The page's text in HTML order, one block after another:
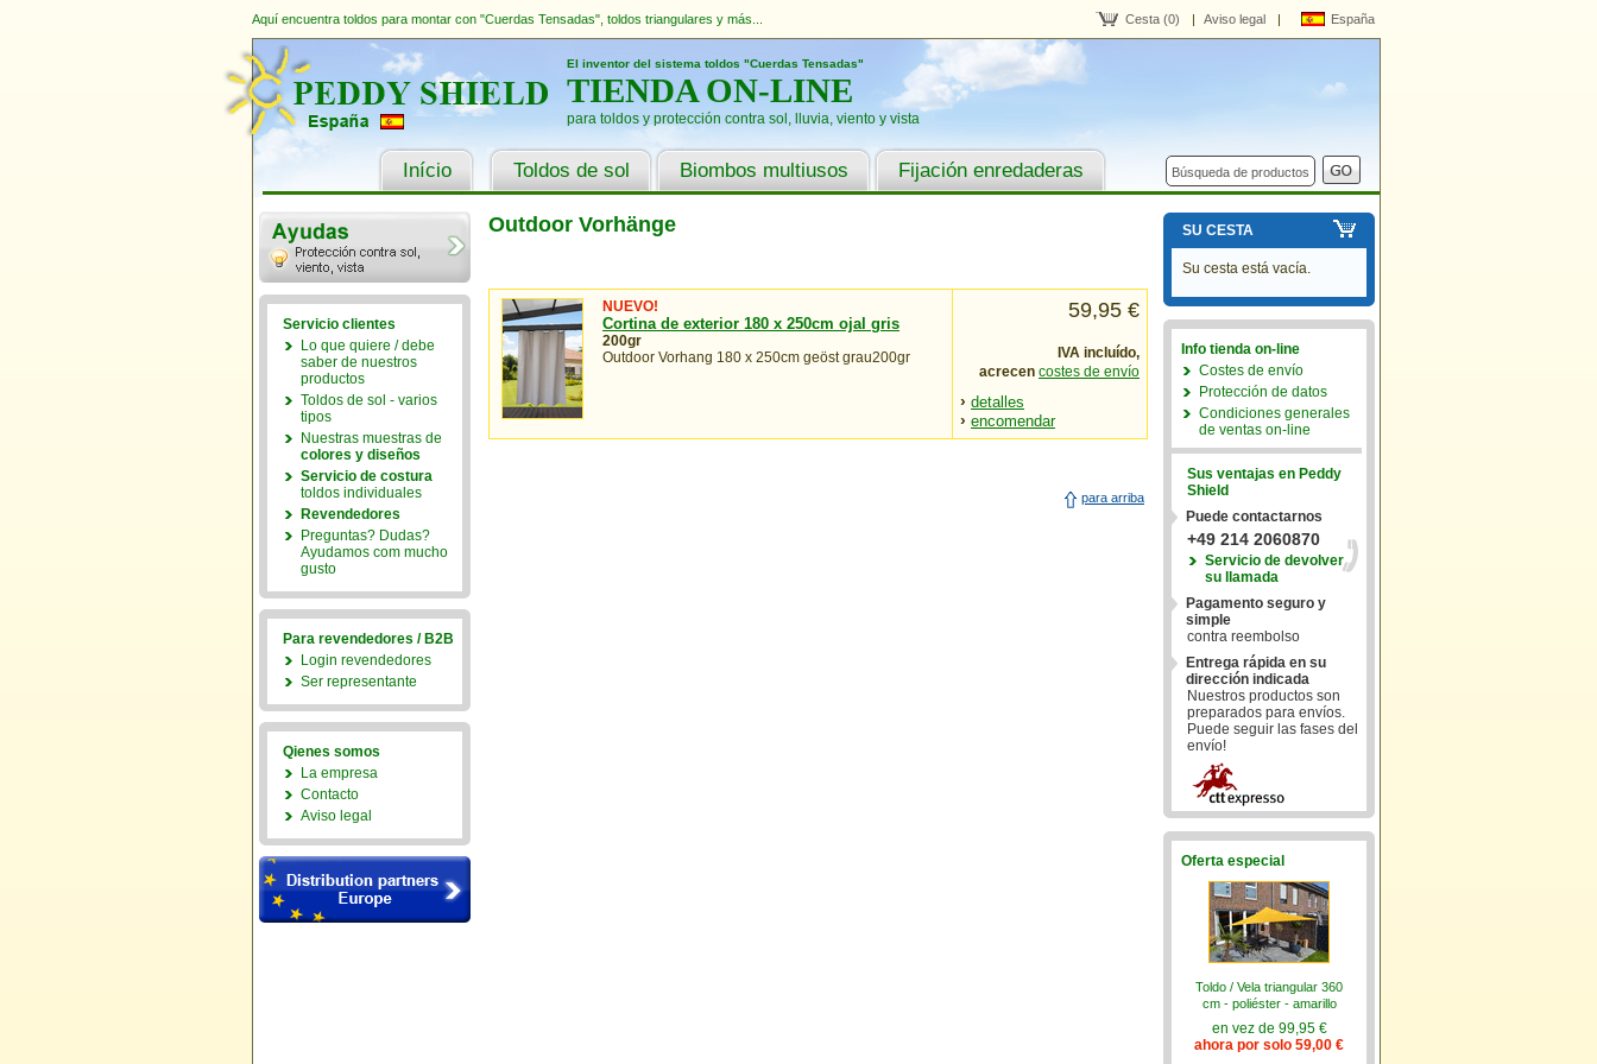
Aquí encuentra toldos para montar con "Cuerdas Tensadas", toldos triangulares y más... España
Cesta (0) | Aviso legal |
El inventor del sistema toldos "Cuerdas Tensadas"
TIENDA ON-LINE
para toldos y protección contra sol, lluvia, viento y vista
Início Toldos de sol Biombos multiusos Fijación enredaderas
Outdoor Vorhänge
NUEVO!
Cortina de exterior 180 x 250cm ojal gris
200gr
Outdoor Vorhang 180 x 250cm geöst grau200gr
59,95 €
IVA incluído,
acrecen costes de envío
› detalles
› encomendar
para arriba
SU CESTA
Su cesta está vacía.
Info tienda on-line
Costes de envío
Protección de datos
Condiciones generales
de ventas on-line
Sus ventajas en Peddy
Shield
Puede contactarnos
+49 214 2060870
Servicio de devolver
su llamada
Pagamento seguro y
simple
contra reembolso
Entrega rápida en su
dirección indicada
Nuestros productos son
preparados para envíos.
Puede seguir las fases del
envío!
Oferta especial
Toldo / Vela triangular 360
cm - poliéster - amarillo
en vez de 99,95 €
ahora por solo 59,00 €
Servicio clientes
Lo que quiere / debe
saber de nuestros
productos
Toldos de sol - varios
tipos
Nuestras muestras de
colores y diseños
Servicio de costura
toldos individuales
Revendedores
Preguntas? Dudas?
Ayudamos com mucho
gusto
Para revendedores / B2B
Login revendedores
Ser representante
Qienes somos
La empresa
Contacto
Aviso legal